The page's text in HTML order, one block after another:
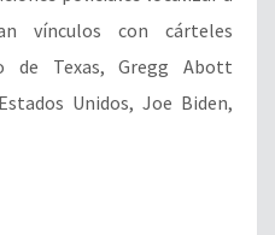
vínculos con cárteles
de Texas, Gregg Abott
Unidos, Joe Biden,